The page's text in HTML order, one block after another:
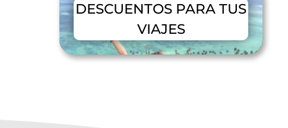
DESCUENTOS PARA TUS
VIAJES